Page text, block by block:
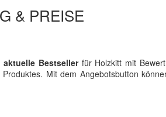
& PREISE
aktuelle Bestsellerfür Holzkitt mit
Mit dem Angebotsbutton